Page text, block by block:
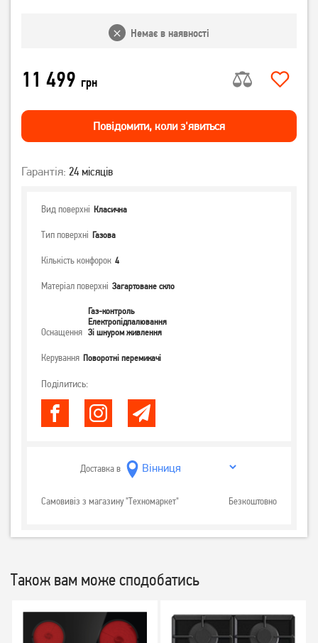
Немає в наявності
11 499 грн
Повiдомити, коли з'явиться
Гарантія: 24 місяців
Вид поверхні Класична
Тип поверхні Газова
Кількість конфорок 4
Матеріал поверхні Загартоване скло
Оснащення
Газ-контроль
Електропідпалювання
Зі шнуром живлення
Керування Поворотні перемикачі
Поділитись:
Доставка в
Самовивіз з магазину "Техномаркет" Безкоштовно
Також вам може сподобатись